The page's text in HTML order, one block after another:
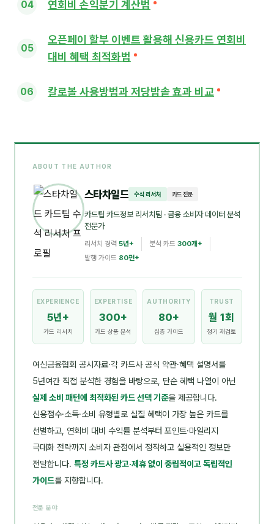
연회비 손익분기 계산법
오픈페이 할부 이벤트 활용해 신용카드 연회비
대비 혜택 최적화법
칼로볼 사용방법과 저당밥솥 효과 비교
ABOUT THE AUTHOR
스타차일드 수석 리서처 카드 전문
카드팁 카드정보 리서치팀 · 금융 소비자 데이터 분석
전문가
리서치 경력 5년+ 분석 카드 300개+
발행 가이드 80편+
EXPERIENCE
5년+
카드 리서치
EXPERTISE
300+
카드 상품 분석
AUTHORITY
80+
심층 가이드
TRUST
월 1회
정기 재검토
여신금융협회 공시자료·각 카드사 공식 약관·혜택 설명서를
5년여간 직접 분석한 경험을 바탕으로, 단순 혜택 나열이 아닌
실제 소비 패턴에 최적화된 카드 선택 기준을 제공합니다.
신용점수·소득·소비 유형별로 실질 혜택이 가장 높은 카드를
선별하고, 연회비 대비 수익률 분석부터 포인트·마일리지
극대화 전략까지 소비자 관점에서 정직하고 실용적인 정보만
전달합니다. 특정 카드사 광고·제휴 없이 중립적이고 독립적인
가이드를 지향합니다.
전문 분야